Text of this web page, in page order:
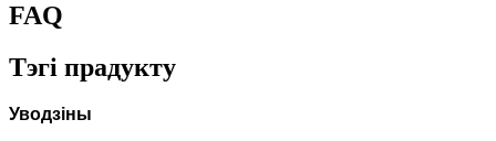
FAQ
Тэгі прадукту
Уводзіны